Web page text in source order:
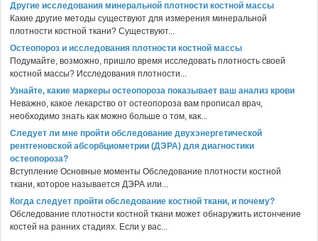
Другие исследования минеральной плотности костной массы
Какие другие методы существуют для измерения минеральной
плотности костной ткани? Существуют...
Остеопороз и исследования плотности костной массы
Подумайте, возможно, пришло время исследовать плотность своей
костной массы? Исследования плотности...
Узнайте, какие маркеры остеопороза показывает ваш анализ крови
Неважно, какое лекарство от остеопороза вам прописал врач,
необходимо знать как можно больше о том, как...
Следует ли мне пройти обследование двухэнергетической
рентгеновской абсорбциометрии (ДЭРА) для диагностики
остеопороза?
Вступление Основные моменты Обследование плотности костной
ткани, которое называется ДЭРА или...
Когда следует пройти обследование костной ткани, и почему?
Обследование плотности костной ткани может обнаружить истончение
костей на ранних стадиях. Если у вас...